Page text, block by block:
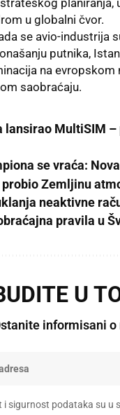
u globalni čvor.
se avio-industrija
putnika,
na
saobraćaju.
lansirao MultiSIM
se vraća:
Zemljinu
neaktivne
pravila u
U
informisani
sigurnost podataka su u